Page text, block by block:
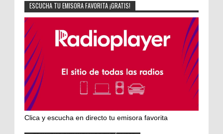
ESCUCHA TU EMISORA FAVORITA ¡GRATIS!
Clica y escucha en directo tu emisora favorita